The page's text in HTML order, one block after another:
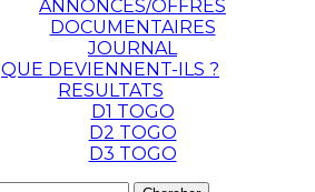
ANNONCES/OFFRES
DOCUMENTAIRES
JOURNAL
QUE DEVIENNENT-ILS ?
RESULTATS
D1 TOGO
D2 TOGO
D3 TOGO